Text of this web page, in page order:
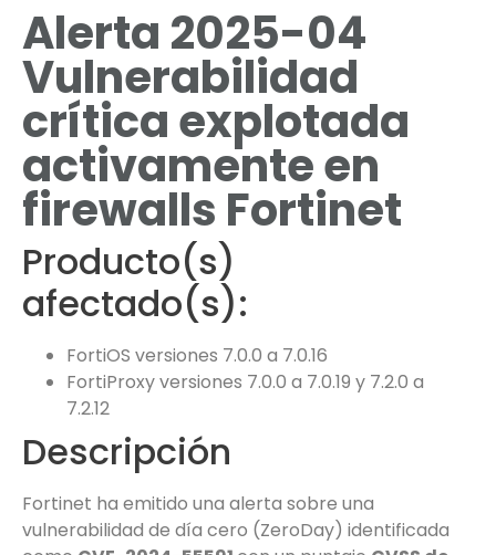
Alerta 2025-04
Vulnerabilidad
crítica explotada
activamente en
firewalls Fortinet
Producto(s)
afectado(s):
FortiOS versiones 7.0.0 a 7.0.16
FortiProxy versiones 7.0.0 a 7.0.19 y 7.2.0 a
7.2.12
Descripción
Fortinet ha emitido una alerta sobre una
vulnerabilidad de día cero (ZeroDay) identificada